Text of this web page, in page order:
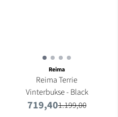
Reima
Reima Terrie
Vinterbukse - Black
719,401.199,00